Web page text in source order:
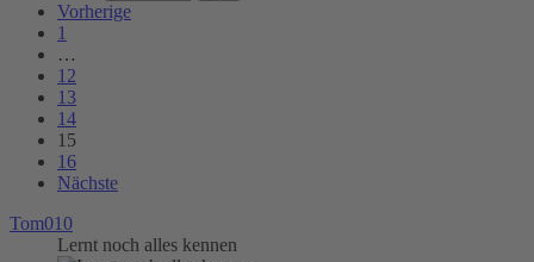
Vorherige
1
…
12
13
14
15
16
Nächste
Tom010
Lernt noch alles kennen